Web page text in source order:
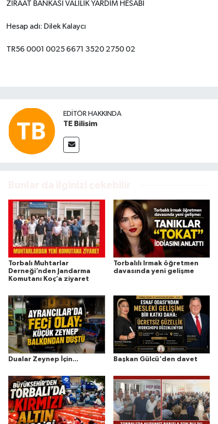
ZİRAAT BANKASI VALİLİK YARDIM HESABI
Hesap adı: Dilek Kalaycı
TR56 0001 0025 6671 3520 2750 02
EDITÖR HAKKINDA
TE Bilisim
Torbalı Muhtarlar
Derneği’nden Jandarma
Komutanı Koç’a ziyaret
Torbalılı Irmak öğretmen
davasında yeni gelişme
Dualar Zeynep İçin... Başkan Gülcü'den davet